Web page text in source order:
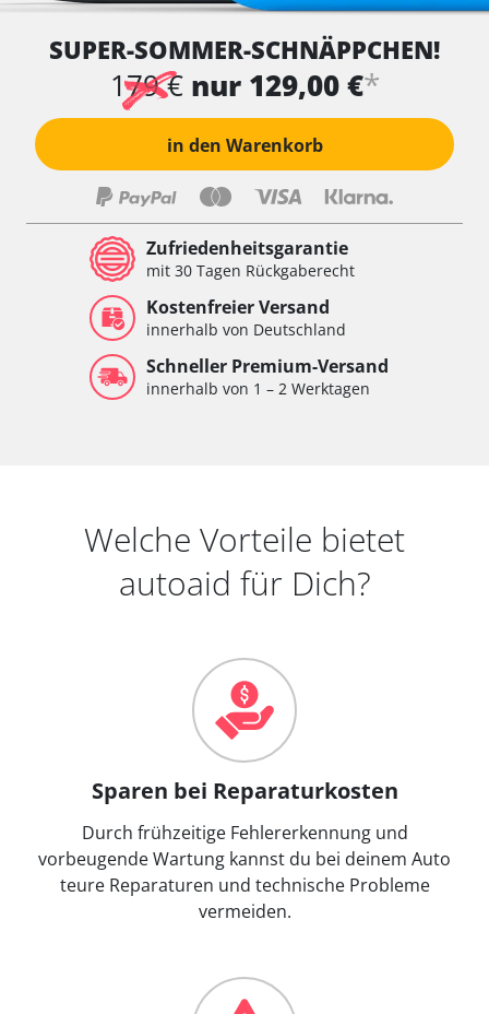
SUPER-SOMMER-SCHNÄPPCHEN!
179 € nur 129,00 €*
in den Warenkorb
Zufriedenheitsgarantie
mit 30 Tagen Rückgaberecht
Kostenfreier Versand
innerhalb von Deutschland
Schneller Premium-Versand
innerhalb von 1 – 2 Werktagen
Welche Vorteile bietet
autoaid für Dich?
Sparen bei Reparaturkosten
Durch frühzeitige Fehlererkennung und
vorbeugende Wartung kannst du bei deinem Auto
teure Reparaturen und technische Probleme
vermeiden.